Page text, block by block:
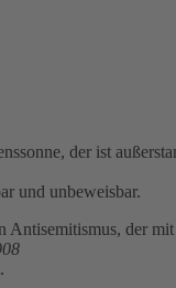
der ist
der
.